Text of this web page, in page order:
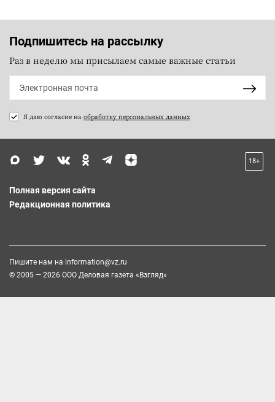
Подпишитесь на рассылку
Раз в неделю мы присылаем самые важные статьи
Я даю согласие на обработку персональных данных
18+
Полная версия сайта
Редакционная политика
Пишите нам на information@vz.ru
© 2005 — 2026 ООО Деловая газета «Взгляд»